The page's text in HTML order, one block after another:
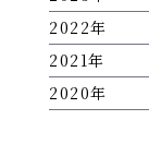
2022
2021
2020